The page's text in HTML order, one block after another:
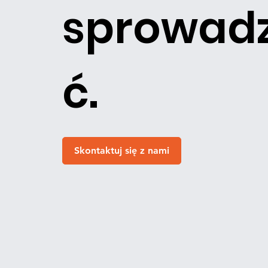
ć.
Skontaktuj się z nami